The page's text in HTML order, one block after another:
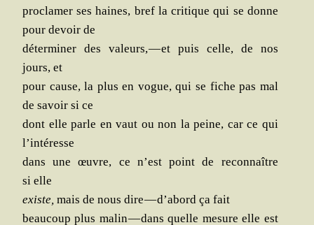
pro­cla­mer ses haines, bref la cri­tique qui se donne
pour devoir de
déter­mi­ner des valeurs, — et puis celle, de nos
jours, et
pour cause, la plus en vogue, qui se fiche pas mal
de savoir si ce
dont elle parle en vaut ou non la peine, car ce qui
l’intéresse
dans une œuvre, ce n’est point de recon­naître
si elle
existe, mais de nous dire — d’abord ça fait
beau­coup plus malin — dans quelle mesure elle est